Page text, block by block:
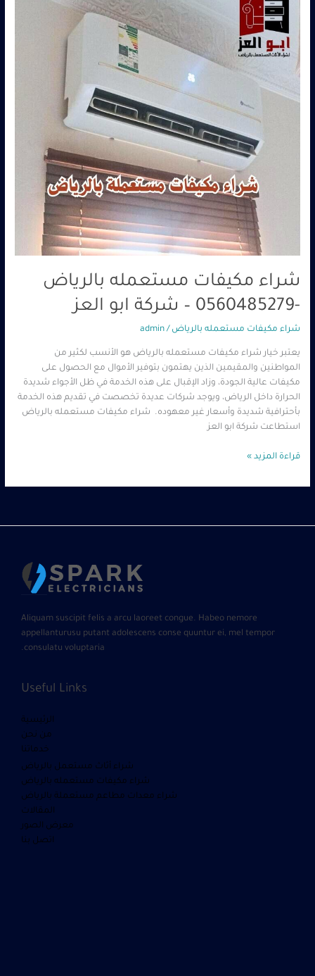
شراء مكيفات مستعمله بالرياض
-0560485279 – شركة ابو العز
شراء مكيفات مستعمله بالرياض /
admin
يعتبر خيار شراء مكيفات مستعمله بالرياض هو الأنسب لكثير من
المواطنين والمقيمين الذين يهتمون بتوفير الأموال مع الحصول على
مكيفات عالية الجودة، وزاد الإقبال على هذه الخدمة في ظل الأجواء شديدة
الحرارة داخل الرياض، ويوجد شركات عديدة تخصصت في تقديم هذه الخدمة
بأحترافية شديدة وأسعار غير معهوده. شراء مكيفات مستعمله بالرياض
استطاعت شركة ابو العز
مستعمله
بالرياض
-0560485279
شركة
ابو
العز
قراءة المزيد »
Aliquam suscipit felis a arcu laoreet congue. Habeo nemore
appellanturusu putant adolescens conse quuntur ei, mel tempor
consulatu voluptaria.
Useful Links
الرئيسية
من نحن
خدماتنا
شراء أثاث مستعمل بالرياض
شراء مكيفات مستعمله بالرياض
شراء معدات مطاعم مستعملة بالرياض
المقالات
معرض الصور
اتصل بنا